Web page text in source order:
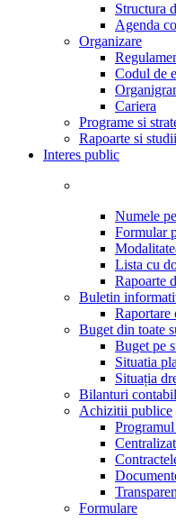
Structura
Agenda
Organizare
Codul de
Cariera
Programe si
Rapoarte si studii
Interes public
Numele
Formular
Lista cu
Rapoarte
Buletin
Raportare
Buget din toate
Buget pe
Situatia
Situația
Bilanturi
Achizitii publice
Formulare